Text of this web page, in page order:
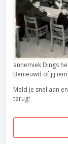
annemiek Dings
Benieuwd of jij
Meld je snel aan
terug!